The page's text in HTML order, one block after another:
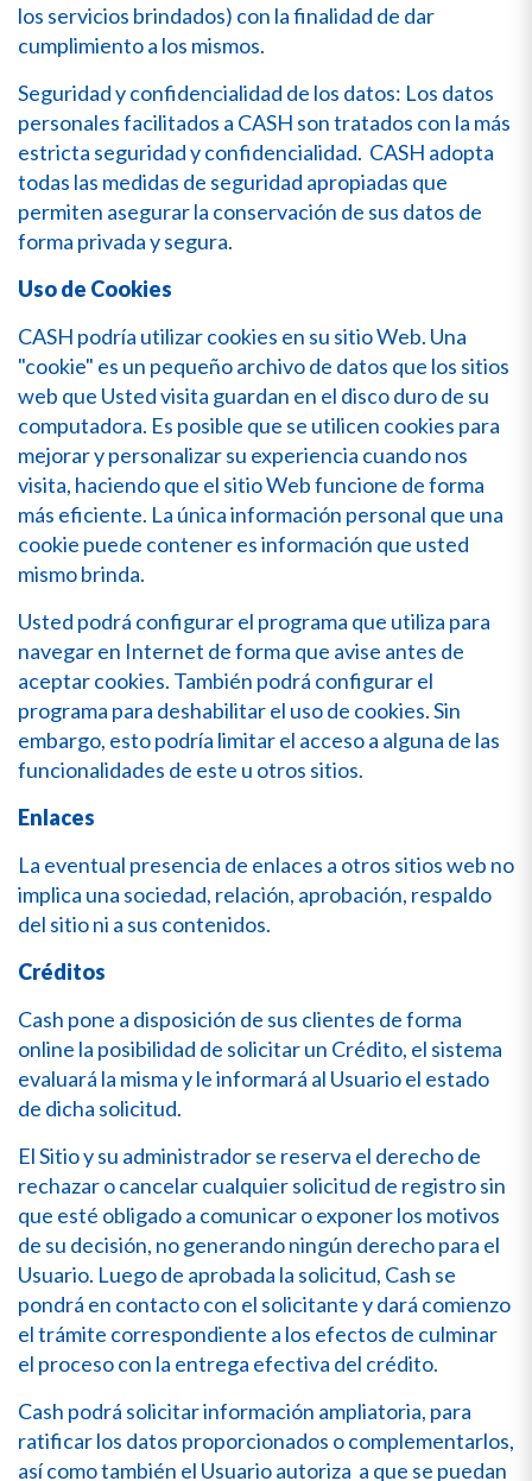
los servicios brindados) con la finalidad de dar
cumplimiento a los mismos.
Seguridad y confidencialidad de los datos: Los datos
personales facilitados a CASH son tratados con la más
estricta seguridad y confidencialidad. CASH adopta
todas las medidas de seguridad apropiadas que
permiten asegurar la conservación de sus datos de
forma privada y segura.
Uso de Cookies
CASH podría utilizar cookies en su sitio Web. Una
"cookie" es un pequeño archivo de datos que los sitios
web que Usted visita guardan en el disco duro de su
computadora. Es posible que se utilicen cookies para
mejorar y personalizar su experiencia cuando nos
visita, haciendo que el sitio Web funcione de forma
más eficiente. La única información personal que una
cookie puede contener es información que usted
mismo brinda.
Usted podrá configurar el programa que utiliza para
navegar en Internet de forma que avise antes de
aceptar cookies. También podrá configurar el
programa para deshabilitar el uso de cookies. Sin
embargo, esto podría limitar el acceso a alguna de las
funcionalidades de este u otros sitios.
Enlaces
La eventual presencia de enlaces a otros sitios web no
implica una sociedad, relación, aprobación, respaldo
del sitio ni a sus contenidos.
Créditos
Cash pone a disposición de sus clientes de forma
online la posibilidad de solicitar un Crédito, el sistema
evaluará la misma y le informará al Usuario el estado
de dicha solicitud.
El Sitio y su administrador se reserva el derecho de
rechazar o cancelar cualquier solicitud de registro sin
que esté obligado a comunicar o exponer los motivos
de su decisión, no generando ningún derecho para el
Usuario. Luego de aprobada la solicitud, Cash se
pondrá en contacto con el solicitante y dará comienzo
el trámite correspondiente a los efectos de culminar
el proceso con la entrega efectiva del crédito.
Cash podrá solicitar información ampliatoria, para
ratificar los datos proporcionados o complementarlos,
así como también el Usuario autoriza a que se puedan